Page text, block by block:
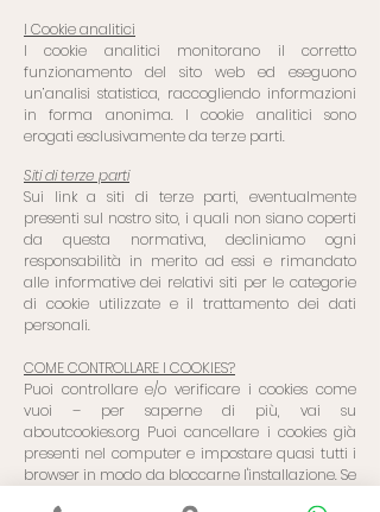
I Cookie analitici
I cookie analitici monitorano il corretto
funzionamento del sito web ed eseguono
un’analisi statistica, raccogliendo informazioni
in forma anonima. I cookie analitici sono
erogati esclusivamente da terze parti.
Siti di terze parti
Sui link a siti di terze parti, eventualmente
presenti sul nostro sito, i quali non siano coperti
da questa normativa, decliniamo ogni
responsabilità in merito ad essi e rimandato
alle informative dei relativi siti per le categorie
di cookie utilizzate e il trattamento dei dati
personali.
COME CONTROLLARE I COOKIES?
Puoi controllare e/o verificare i cookies come
vuoi – per saperne di più, vai su
aboutcookies.org Puoi cancellare i cookies già
presenti nel computer e impostare quasi tutti i
browser in modo da bloccarne l'installazione. Se